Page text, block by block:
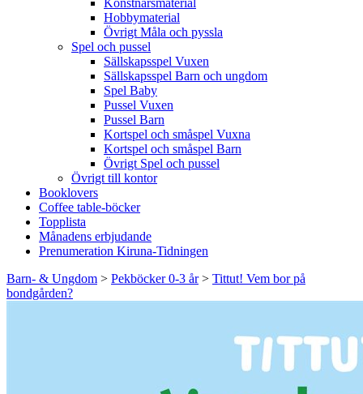
Konstnärsmaterial
Hobbymaterial
Övrigt Måla och pyssla
Spel och pussel
Sällskapsspel Vuxen
Sällskapsspel Barn och ungdom
Spel Baby
Pussel Vuxen
Pussel Barn
Kortspel och småspel Vuxna
Kortspel och småspel Barn
Övrigt Spel och pussel
Övrigt till kontor
Booklovers
Coffee table-böcker
Topplista
Månadens erbjudande
Prenumeration Kiruna-Tidningen
Barn- & Ungdom > Pekböcker 0-3 år> Tittut! Vem bor på
bondgården?